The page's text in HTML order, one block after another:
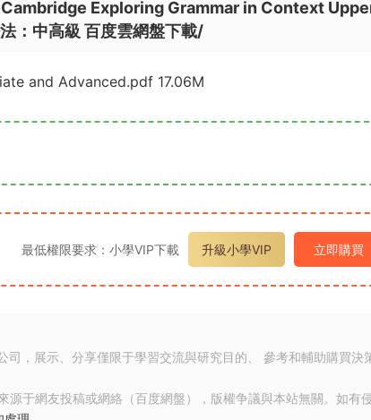
Exploring Grammar in Context
：中高級 百度雲網盤下載/
and Advanced.pdf 17.06M
最低權限要求：小學VIP下載 升級小學VIP 立即購買
，展示、分享僅限于學習交流與研究目的、 參考和輔助購買決
于網友投稿或網絡（百度網盤），版權争議與本站無關。如有